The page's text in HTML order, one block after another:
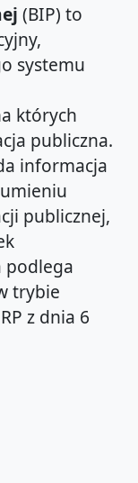
(BIP) to
systemu
których
publiczna.
informacja
publicznej,
podlega
trybie
z dnia 6